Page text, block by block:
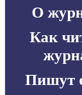
О
Как
Пишут